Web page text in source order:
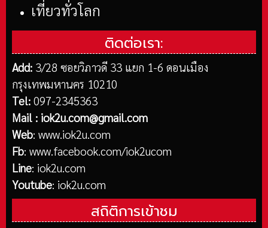
เที่ยวทั่วโลก
ติดต่อเรา:
Add: 3/28 ซอยวิภาวดี 33 แยก 1-6 ดอนเมือง
กรุงเทพมหานคร 10210
Tel: 097-2345363
Mail : iok2u.com@gmail.com
Web: www.iok2u.com
Fb: www.facebook.com/iok2ucom
Line: iok2u.com
Youtube: iok2u.com
สถิติการเข้าชม